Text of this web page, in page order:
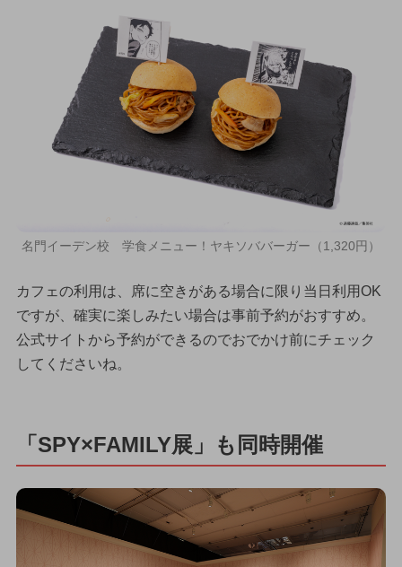
名門イーデン校 学食メニュー！ヤキソババーガー（1,320円）
カフェの利用は、席に空きがある場合に限り当日利用OK
ですが、確実に楽しみたい場合は事前予約がおすすめ。
公式サイトから予約ができるのでおでかけ前にチェック
してくださいね。
「SPY×FAMILY展」も同時開催